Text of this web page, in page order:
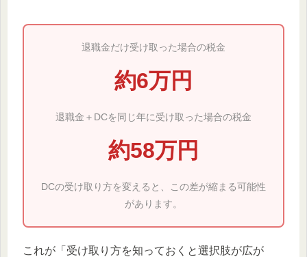
退職金だけ受け取った場合の税金
約6万円
退職金＋DCを同じ年に受け取った場合の税金
約58万円
DCの受け取り方を変えると、この差が縮まる可能性
があります。
これが「受け取り方を知っておくと選択肢が広が